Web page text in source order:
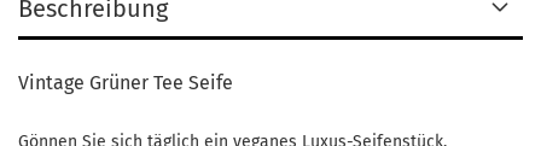
Beschreibung
Vintage Grüner Tee Seife
Gönnen Sie sich täglich ein veganes Luxus-Seifenstück.